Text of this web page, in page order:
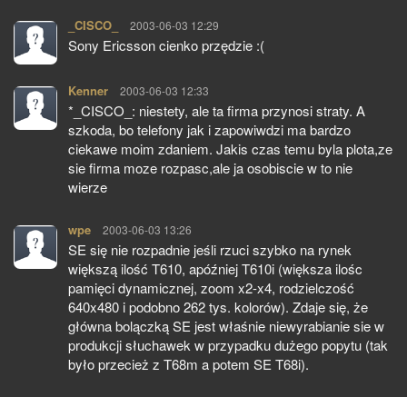
_CISCO_ pisze:
2003-06-03 12:29
Sony Ericsson cienko przędzie :(
Kenner pisze:
2003-06-03 12:33
*_CISCO_: niestety, ale ta firma przynosi straty. A
szkoda, bo telefony jak i zapowiwdzi ma bardzo
ciekawe moim zdaniem. Jakis czas temu byla plota,ze
sie firma moze rozpasc,ale ja osobiscie w to nie
wierze
wpe pisze:
2003-06-03 13:26
SE się nie rozpadnie jeśli rzuci szybko na rynek
większą ilość T610, apóźniej T610i (większa ilośc
pamięci dynamicznej, zoom x2-x4, rodzielczość
640x480 i podobno 262 tys. kolorów). Zdaje się, że
główna bolączką SE jest właśnie niewyrabianie sie w
produkcji słuchawek w przypadku dużego popytu (tak
było przecież z T68m a potem SE T68i).